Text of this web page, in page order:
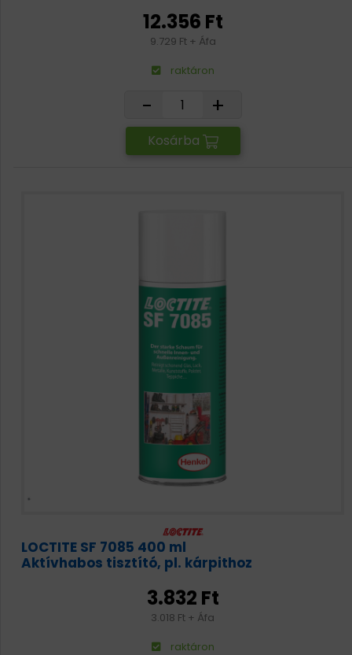
12.356 Ft
9.729 Ft + Áfa
raktáron
- +
Kosárba
LOCTITE SF 7085 400 ml
Aktívhabos tisztító, pl. kárpithoz
3.832 Ft
3.018 Ft + Áfa
raktáron